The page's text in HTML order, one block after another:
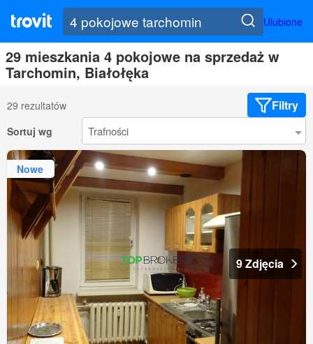
Ulubione
29 mieszkania 4 pokojowe na sprzedaż w
Tarchomin, Białołęka
29 rezultatów Filtry
Sortuj wg
Nowe
9 Zdjęcia